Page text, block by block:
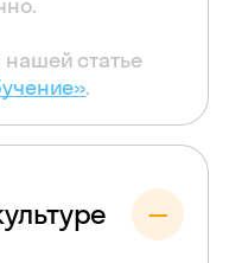
статье
.